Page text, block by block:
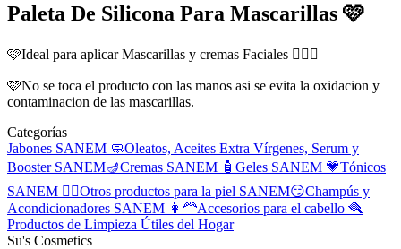
Paleta De Silicona Para Mascarillas 🩷
🩷Ideal para aplicar Mascarillas y cremas Faciales 🧖🏻‍♀️
🩷No se toca el producto con las manos asi se evita la oxidacion y
contaminacion de las mascarillas.
Categorías
Jabones SANEM 🧼Oleatos, Aceites Extra Vírgenes, Serum y
Booster SANEM🪔Cremas SANEM 🧴 Geles SANEM 💗Tónicos
SANEM 🧖‍♀️Otros productos para la piel SANEM😏Champús y
Acondicionadores SANEM 👩‍🦰Accesorios para el cabello 🪮
Productos de Limpieza Útiles del Hogar
Su's Cosmetics